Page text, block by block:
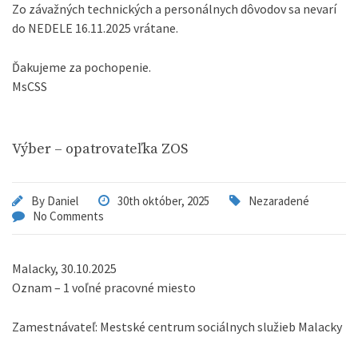
Zo závažných technických a personálnych dôvodov sa nevarí
do NEDELE 16.11.2025 vrátane.
Ďakujeme za pochopenie.
MsCSS
Výber – opatrovateľka ZOS
By Daniel 30th október, 2025
Nezaradené
No Comments
Malacky, 30.10.2025
Oznam – 1 voľné pracovné miesto
Zamestnávateľ: Mestské centrum sociálnych služieb Malacky